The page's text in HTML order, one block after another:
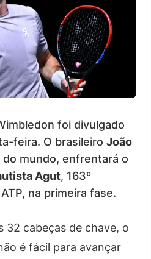
foi divulgado
feira. O brasileiro João
do mundo, enfrentará o
Agut, 163º
na primeira fase.
32 cabeças de chave, o
é fácil para avançar